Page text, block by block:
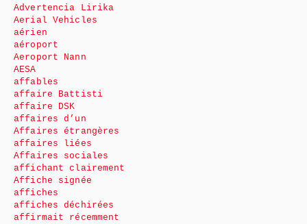
Advertencia Lirika
Aerial Vehicles
aérien
aéroport
Aeroport Nann
AESA
affables
affaire Battisti
affaire DSK
affaires d’un
Affaires étrangères
affaires liées
Affaires sociales
affichant clairement
Affiche signée
affiches
affiches déchirées
affirmait récemment